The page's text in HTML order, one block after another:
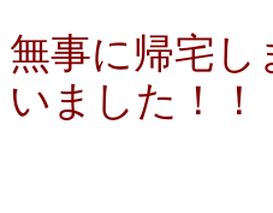
無事に帰宅
いました！！